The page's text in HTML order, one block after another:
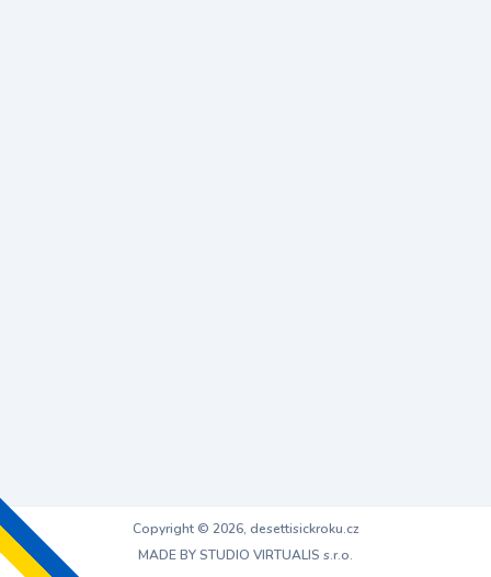
Copyright © 2026, desettisickroku.cz
MADE BY STUDIO VIRTUALIS s.r.o.